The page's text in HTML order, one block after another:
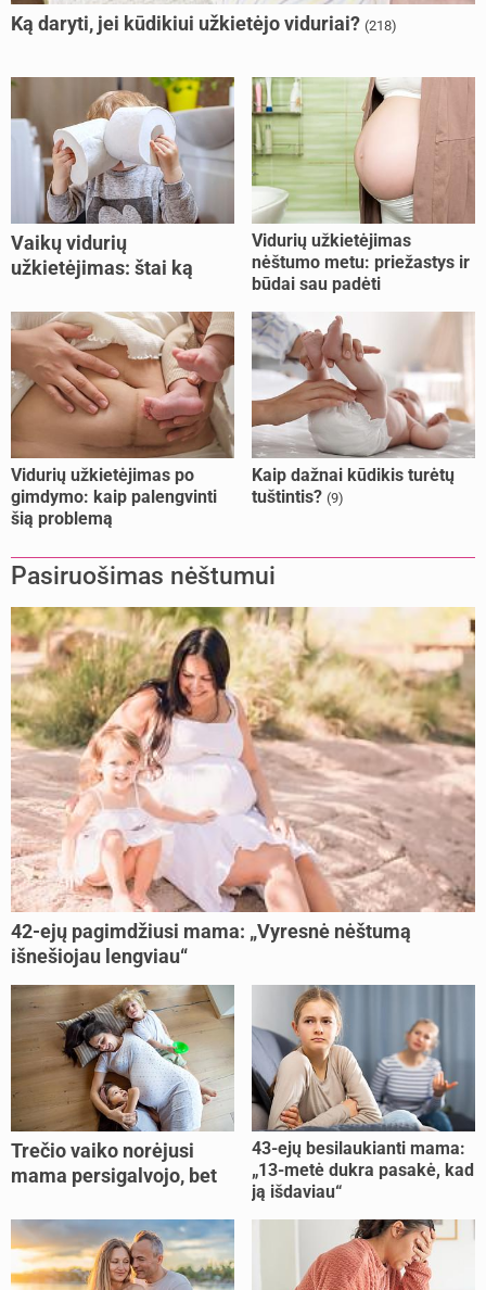
Ką daryti, jei kūdikiui užkietėjo viduriai? (218)
Vaikų vidurių
užkietėjimas: štai ką
Vidurių užkietėjimas
nėštumo metu: priežastys ir
būdai sau padėti
Vidurių užkietėjimas po
gimdymo: kaip palengvinti
šią problemą
Kaip dažnai kūdikis turėtų
tuštintis? (9)
Pasiruošimas nėštumui
42-ejų pagimdžiusi mama: „Vyresnė nėštumą
išnešiojau lengviau“
Trečio vaiko norėjusi
mama persigalvojo, bet
šoke“
43-ejų besilaukianti mama:
„13-metė dukra pasakė, kad
ją išdaviau“